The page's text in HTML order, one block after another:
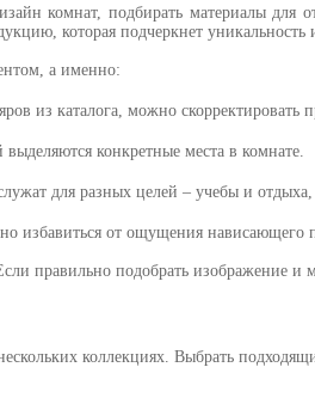
комнат, подбирать материалы для
которая подчеркнет уникальность
а именно:
из каталога, можно
конкретные места в комнате.
для разных целей – учебы и
избавиться от ощущения нависающего
правильно подобрать изображение и
коллекциях. Выбрать